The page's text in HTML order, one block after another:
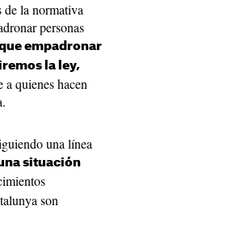
de la normativa
personas
empadronar
la ley,
quienes hacen
una línea
situación
son